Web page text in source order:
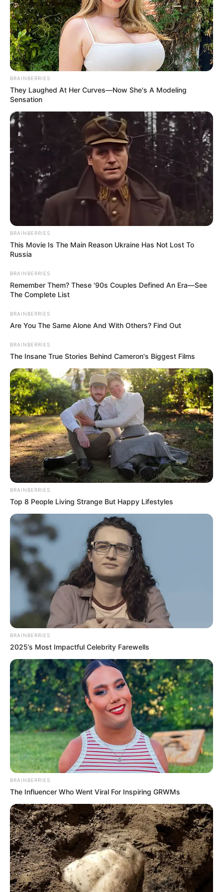
Τις βραδινές ώρες ανεβαίνουν σε ταράτσες
πολυκατοικιών, χωρίς να γίνονται αντιληπτοί.
Σύμφωνα με μαρτυρίες, ανεβαίνουν στις
ταράτσες, παραμένουν εκεί για αρκετή ώρα
κάνοντας θόρυβο, συζητώντας ή
μετακινώντας αντικείμενα, και στη συνέχεια
αποχωρούν, προκαλώντας ακόμη μεγαλύτερη
αναστάτωση κατά την έξοδο τους.
Το φαινόμενο δεν περιορίζεται σε μία
καταγραφεί σε αρκετά κτίρια στην ίδια
περιοχή, γεγονός που εντείνει την ανησυχία
Πολλοί αναφέρουν ότι ξυπνούν μέσα στη
νύχτα από φασαρία στην ταράτσα ή στους
κοινόχρηστους χώρους, χωρίς να μπορούν να
εντοπίσουν ποιος βρίσκεται εκεί ή πώς
εισήλθε στο κτίριο.
Περισσότερα νέα από την Εύβοια
ΣΟΚ: Γυναίκα έπεσε από την υψηλή γέφυρα
Χαλκίδας
Εύβοια: Θλίψη για γνωστό επαγγελματία που
έφυγε ξαφνικά από την ζωή
Η δίδυμη παραλία-έκπληξη της Εύβοιας: Μια
λωρίδα άμμου με θάλασσα και στις δύο
πλευρές, 90 λεπτά από Χαλκίδα
Ακολουθήστε το evianews.com στο
News
ΤΑ ΠΙΟ ΔΗΜΟΦΙΛΗ
BRAINBERRIES
They Laughed At Her Curves—Now She's A Modeling
Sensation
BRAINBERRIES
This Movie Is The Main Reason Ukraine Has Not Lost To
Russia
BRAINBERRIES
Remember Them? These '90s Couples Defined An Era—See
The Complete List
BRAINBERRIES
Are You The Same Alone And With Others? Find Out
BRAINBERRIES
The Insane True Stories Behind Cameron's Biggest Films
BRAINBERRIES
Top 8 People Living Strange But Happy Lifestyles
BRAINBERRIES
2025’s Most Impactful Celebrity Farewells
BRAINBERRIES
The Influencer Who Went Viral For Inspiring GRWMs